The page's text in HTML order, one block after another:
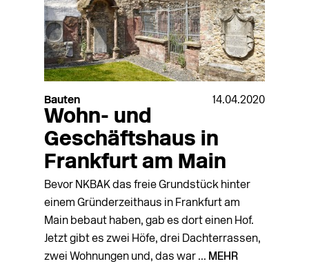
Bauten 14.04.2020
Wohn- und
Geschäftshaus in
Frankfurt am Main
Bevor NKBAK das freie Grundstück hinter
einem Gründerzeithaus in Frankfurt am
Main bebaut haben, gab es dort einen Hof.
Jetzt gibt es zwei Höfe, drei Dachterrassen,
zwei Wohnungen und, das war ... MEHR